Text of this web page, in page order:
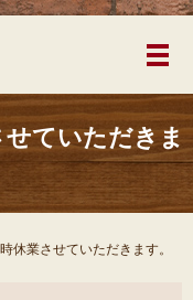
メ
ていただきま
休業させていただきます。